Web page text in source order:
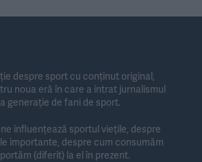
despre sport cu conținut original,
noua eră în care a intrat jurnalismul
generație de fani de sport.
influențează sportul viețile, despre
importante, despre cum consumăm
(diferit) la el în prezent.